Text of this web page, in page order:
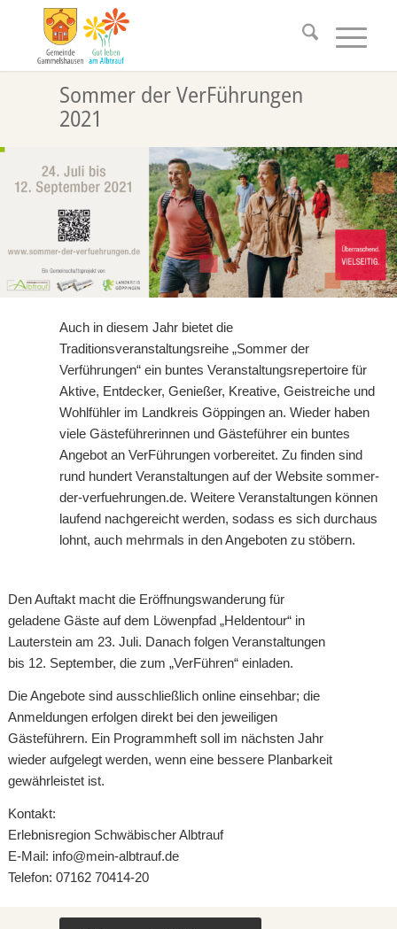
Sommer der VerFührungen
2021
Auch in diesem Jahr bietet die
Traditionsveranstaltungsreihe „Sommer der
Verführungen“ ein buntes Veranstaltungsrepertoire für
Aktive, Entdecker, Genießer, Kreative, Geistreiche und
Wohlfühler im Landkreis Göppingen an. Wieder haben
viele Gästeführerinnen und Gästeführer ein buntes
Angebot an VerFührungen vorbereitet. Zu finden sind
rund hundert Veranstaltungen auf der Website sommer-
der-verfuehrungen.de. Weitere Veranstaltungen können
laufend nachgereicht werden, sodass es sich durchaus
lohnt, auch mehrmals in den Angeboten zu stöbern.
Den Auftakt macht die Eröffnungswanderung für
geladene Gäste auf dem Löwenpfad „Heldentour“ in
Lauterstein am 23. Juli. Danach folgen Veranstaltungen
bis 12. September, die zum „VerFühren“ einladen.
Die Angebote sind ausschließlich online einsehbar; die
Anmeldungen erfolgen direkt bei den jeweiligen
Gästeführern. Ein Programmheft soll im nächsten Jahr
wieder aufgelegt werden, wenn eine bessere Planbarkeit
gewährleistet ist.
Kontakt:
Erlebnisregion Schwäbischer Albtrauf
E-Mail: info@mein-albtrauf.de
Telefon: 07162 70414-20